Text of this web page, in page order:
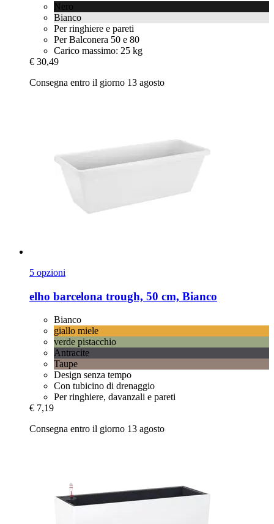
Nero
Bianco
Per ringhiere e pareti
Per Balconera 50 e 80
Carico massimo: 25 kg
€ 30,49
Consegna entro il giorno 13 agosto
5 opzioni
elho barcelona trough, 50 cm, Bianco
Bianco
giallo miele
verde pistacchio
Antracite
Taupe
Design senza tempo
Con tubicino di drenaggio
Per ringhiere, davanzali e pareti
€ 7,19
Consegna entro il giorno 13 agosto